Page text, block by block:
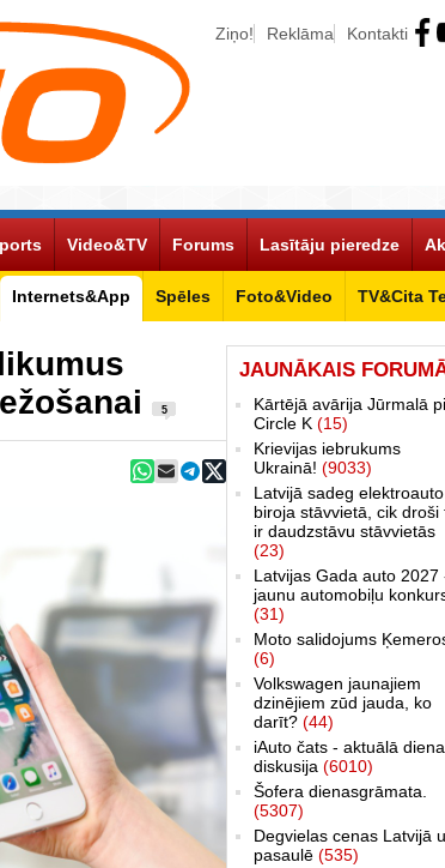
Ziņo! Reklāma Kontakti
Internets&App Spēles Foto&Video TV&Cita
Video&TV Forums Lasītāju pieredze
5
JAUNĀKAIS
Kārtējā avārija Jūrmalā
Circle K (15)
Krievijas iebrukums
Ukrainā! (9033)
Latvijā sadeg elektroauto
biroja stāvvietā, cik droši
ir daudzstāvu stāvvietās
(23)
Latvijas Gada auto 2027
jaunu automobiļu
(31)
Moto salidojums
(6)
Volkswagen jaunajiem
dzinējiem zūd jauda, ko
darīt? (44)
iAuto čats - aktuālā
diskusija (6010)
Šofera dienasgrāmata.
(5307)
Degvielas cenas Latvijā
pasaulē (535)